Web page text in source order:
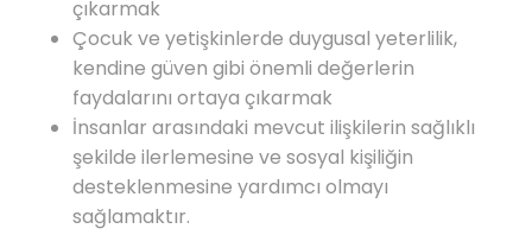
çıkarmak
Çocuk ve yetişkinlerde duygusal yeterlilik,
kendine güven gibi önemli değerlerin
faydalarını ortaya çıkarmak
İnsanlar arasındaki mevcut ilişkilerin sağlıklı
şekilde ilerlemesine ve sosyal kişiliğin
desteklenmesine yardımcı olmayı
sağlamaktır.